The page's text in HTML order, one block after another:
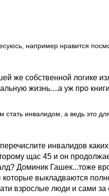
например нравится
же собственной логике
жизнь....а уж про
стать инвалидом, а ведь это
инвалидов
щас 45 и он
Доминик Гашек...тоже
которые выкладваются
взрослые люди и сами